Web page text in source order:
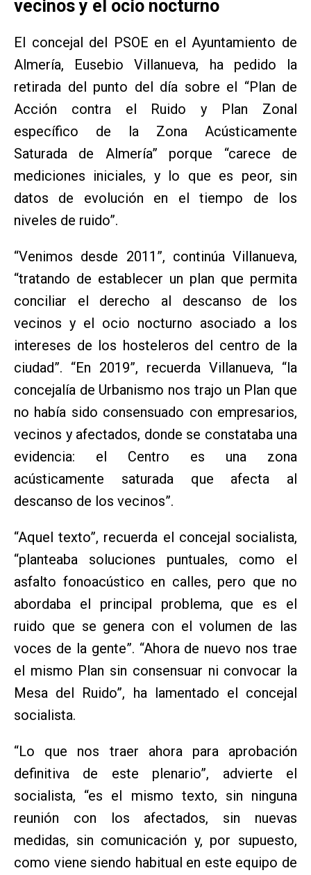
vecinos y el ocio nocturno
El concejal del PSOE en el Ayuntamiento de
Almería, Eusebio Villanueva, ha pedido la
retirada del punto del día sobre el “Plan de
Acción contra el Ruido y Plan Zonal
específico de la Zona Acústicamente
Saturada de Almería” porque “carece de
mediciones iniciales, y lo que es peor, sin
datos de evolución en el tiempo de los
niveles de ruido”.
“Venimos desde 2011”, continúa Villanueva,
“tratando de establecer un plan que permita
conciliar el derecho al descanso de los
vecinos y el ocio nocturno asociado a los
intereses de los hosteleros del centro de la
ciudad”. “En 2019”, recuerda Villanueva, “la
concejalía de Urbanismo nos trajo un Plan que
no había sido consensuado con empresarios,
vecinos y afectados, donde se constataba una
evidencia: el Centro es una zona
acústicamente saturada que afecta al
descanso de los vecinos”.
“Aquel texto”, recuerda el concejal socialista,
“planteaba soluciones puntuales, como el
asfalto fonoacústico en calles, pero que no
abordaba el principal problema, que es el
ruido que se genera con el volumen de las
voces de la gente”. “Ahora de nuevo nos trae
el mismo Plan sin consensuar ni convocar la
Mesa del Ruido”, ha lamentado el concejal
socialista.
“Lo que nos traer ahora para aprobación
definitiva de este plenario”, advierte el
socialista, “es el mismo texto, sin ninguna
reunión con los afectados, sin nuevas
medidas, sin comunicación y, por supuesto,
como viene siendo habitual en este equipo de